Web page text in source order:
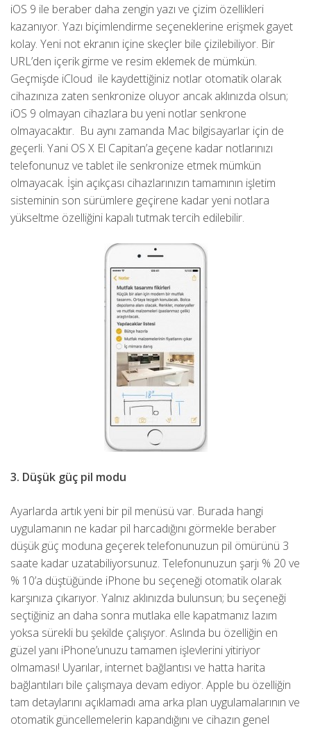
iOS 9 ile beraber daha zengin yazı ve çizim özellikleri
kazanıyor. Yazı biçimlendirme seçeneklerine erişmek gayet
kolay. Yeni not ekranın içine skeçler bile çizilebiliyor. Bir
URL’den içerik girme ve resim eklemek de mümkün.
Geçmişde iCloud ile kaydettiğiniz notlar otomatik olarak
cihazınıza zaten senkronize oluyor ancak aklınızda olsun;
iOS 9 olmayan cihazlara bu yeni notlar senkrone
olmayacaktır. Bu aynı zamanda Mac bilgisayarlar için de
geçerli. Yani OS X El Capitan’a geçene kadar notlarınızı
telefonunuz ve tablet ile senkronize etmek mümkün
olmayacak. İşin açıkçası cihazlarınızın tamamının işletim
sisteminin son sürümlere geçirene kadar yeni notlara
yükseltme özelliğini kapalı tutmak tercih edilebilir.
3. Düşük güç pil modu
Ayarlarda artık yeni bir pil menüsü var. Burada hangi
uygulamanın ne kadar pil harcadığını görmekle beraber
düşük güç moduna geçerek telefonunuzun pil ömürünü 3
saate kadar uzatabiliyorsunuz. Telefonunuzun şarjı % 20 ve
% 10’a düştüğünde iPhone bu seçeneği otomatik olarak
karşınıza çıkarıyor. Yalnız aklınızda bulunsun; bu seçeneği
seçtiğiniz an daha sonra mutlaka elle kapatmanız lazım
yoksa sürekli bu şekilde çalışıyor. Aslında bu özelliğin en
güzel yanı iPhone’unuzu tamamen işlevlerini yitiriyor
olmaması! Uyarılar, internet bağlantısı ve hatta harita
bağlantıları bile çalışmaya devam ediyor. Apple bu özelliğin
tam detaylarını açıklamadı ama arka plan uygulamalarının ve
otomatik güncellemelerin kapandığını ve cihazın genel